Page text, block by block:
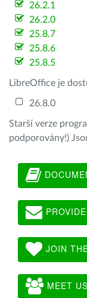
26.2.1
26.2.0
25.8.7
25.8.6
25.8.5
LibreOffice je
26.8.0
Starší verze
podporovány!)
JOIN
MEET